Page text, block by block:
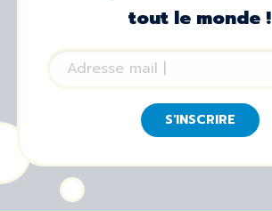
tout le monde !
S'INSCRIRE